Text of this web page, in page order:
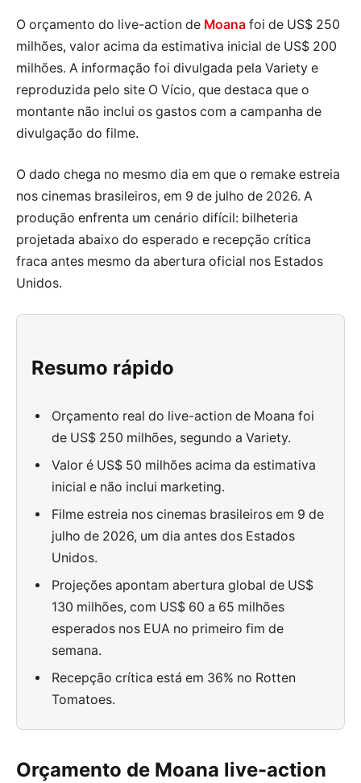
O orçamento do live-action de Moana foi de US$ 250
milhões, valor acima da estimativa inicial de US$ 200
milhões. A informação foi divulgada pela Variety e
reproduzida pelo site O Vício, que destaca que o
montante não inclui os gastos com a campanha de
divulgação do filme.
O dado chega no mesmo dia em que o remake estreia
nos cinemas brasileiros, em 9 de julho de 2026. A
produção enfrenta um cenário difícil: bilheteria
projetada abaixo do esperado e recepção crítica
fraca antes mesmo da abertura oficial nos Estados
Unidos.
Resumo rápido
Orçamento real do live-action de Moana foi
de US$ 250 milhões, segundo a Variety.
Valor é US$ 50 milhões acima da estimativa
inicial e não inclui marketing.
Filme estreia nos cinemas brasileiros em 9 de
julho de 2026, um dia antes dos Estados
Unidos.
Projeções apontam abertura global de US$
130 milhões, com US$ 60 a 65 milhões
esperados nos EUA no primeiro fim de
semana.
Recepção crítica está em 36% no Rotten
Tomatoes.
Orçamento de Moana live-action